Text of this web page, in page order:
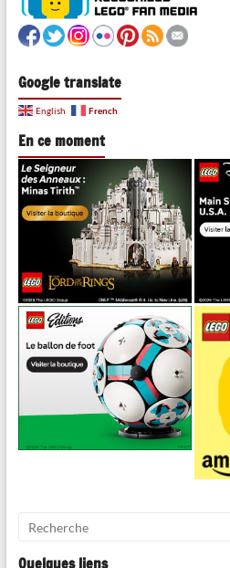
Google translate
English French
En ce moment